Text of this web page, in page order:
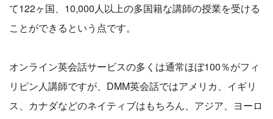
て122ヶ国、10,000人以上の多国籍な講師の授業を受ける
ことができるという点です。
オンライン英会話サービスの多くは通常ほぼ100％がフィ
リピン人講師ですが、DMM英会話ではアメリカ、イギリ
ス、カナダなどのネイティブはもちろん、アジア、ヨーロ